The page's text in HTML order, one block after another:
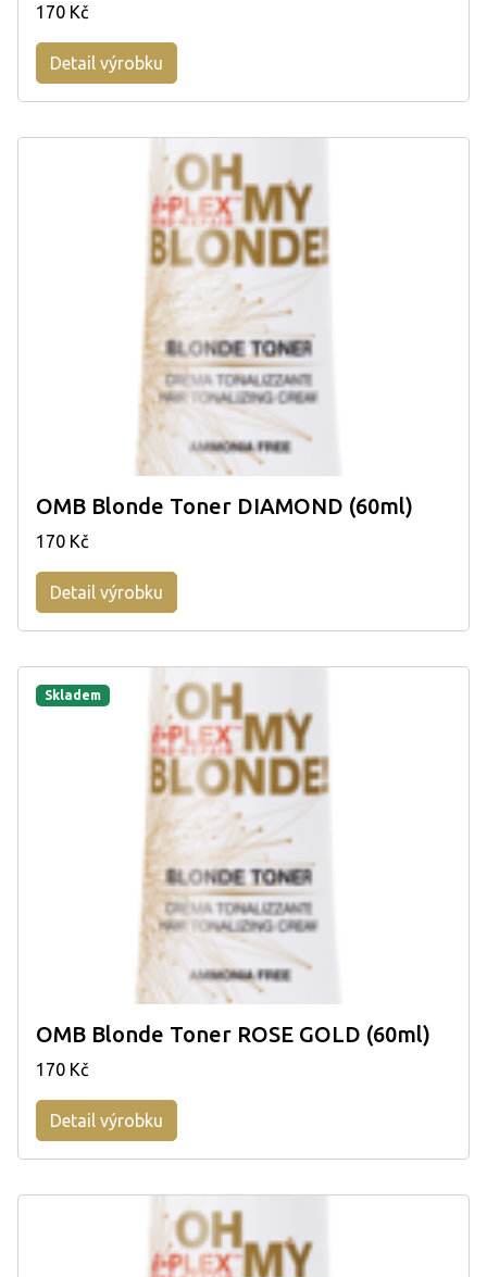
170 Kč
Detail výrobku
OMB Blonde Toner DIAMOND (60ml)
170 Kč
Detail výrobku
Skladem
OMB Blonde Toner ROSE GOLD (60ml)
170 Kč
Detail výrobku